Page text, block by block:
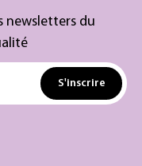
newsletters du
S'inscrire